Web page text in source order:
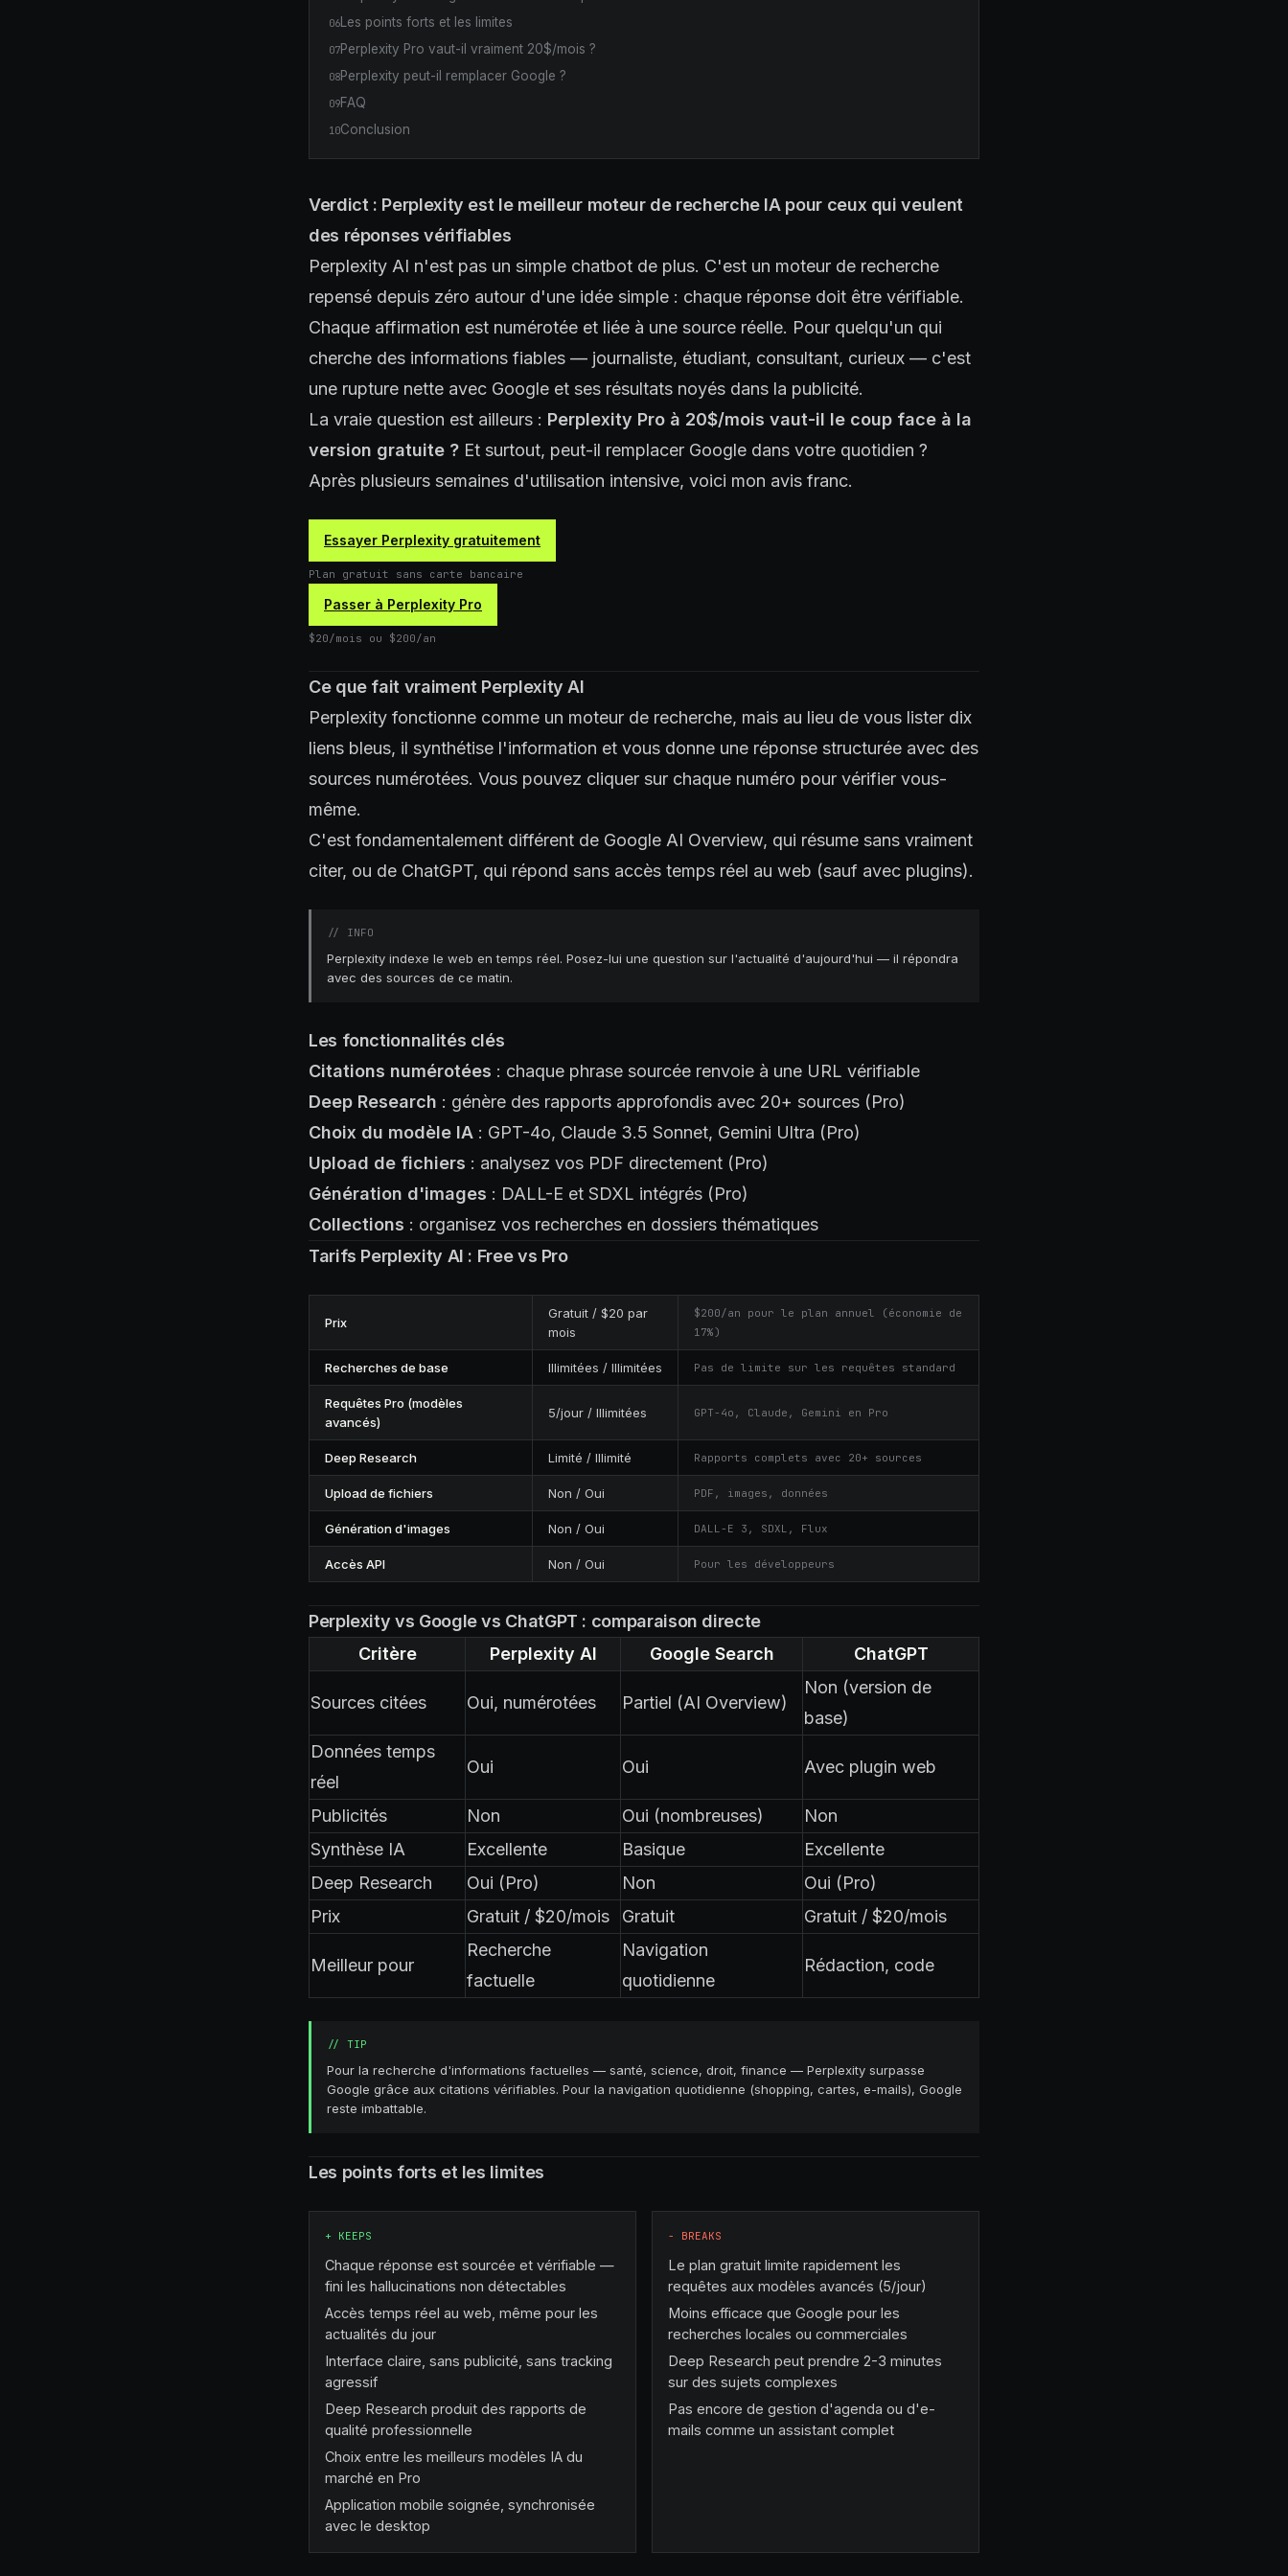
06 Les points forts et les limites
07Perplexity Pro vaut-il vraiment 20$/mois ?
08Perplexity peut-il remplacer Google ?
09FAQ
10Conclusion
Verdict : Perplexity est le meilleur moteur de recherche IA pour ceux qui veulent
des réponses vérifiables
Perplexity AI n'est pas un simple chatbot de plus. C'est un moteur de recherche
repensé depuis zéro autour d'une idée simple : chaque réponse doit être vérifiable.
Chaque affirmation est numérotée et liée à une source réelle. Pour quelqu'un qui
cherche des informations fiables — journaliste, étudiant, consultant, curieux — c'est
une rupture nette avec Google et ses résultats noyés dans la publicité.
La vraie question est ailleurs : Perplexity Pro à 20$/mois vaut-il le coup face à la
version gratuite ? Et surtout, peut-il remplacer Google dans votre quotidien ?
Après plusieurs semaines d'utilisation intensive, voici mon avis franc.
Essayer Perplexity gratuitement
Plan gratuit sans carte bancaire
Passer à Perplexity Pro
$20/mois ou $200/an
Ce que fait vraiment Perplexity AI
Perplexity fonctionne comme un moteur de recherche, mais au lieu de vous lister dix
liens bleus, il synthétise l'information et vous donne une réponse structurée avec des
sources numérotées. Vous pouvez cliquer sur chaque numéro pour vérifier vous-
même.
C'est fondamentalement différent de Google AI Overview, qui résume sans vraiment
citer, ou de ChatGPT, qui répond sans accès temps réel au web (sauf avec plugins).
// INFO
Perplexity indexe le web en temps réel. Posez-lui une question sur l'actualité d'aujourd'hui — il répondra
avec des sources de ce matin.
Les fonctionnalités clés
Citations numérotées : chaque phrase sourcée renvoie à une URL vérifiable
Deep Research : génère des rapports approfondis avec 20+ sources (Pro)
Choix du modèle IA : GPT-4o, Claude 3.5 Sonnet, Gemini Ultra (Pro)
Upload de fichiers : analysez vos PDF directement (Pro)
Génération d'images : DALL-E et SDXL intégrés (Pro)
Collections : organisez vos recherches en dossiers thématiques
Tarifs Perplexity AI : Free vs Pro
Prix
Gratuit / $20 par
mois
$200/an pour le plan annuel (économie de
17%)
Recherches de base Illimitées / Illimitées Pas de limite sur les requêtes standard
Requêtes Pro (modèles
avancés)
5/jour / Illimitées GPT-4o, Claude, Gemini en Pro
Deep Research Limité / Illimité Rapports complets avec 20+ sources
Upload de fichiers Non / Oui PDF, images, données
Génération d'images Non / Oui DALL-E 3, SDXL, Flux
Accès API Non / Oui Pour les développeurs
Perplexity vs Google vs ChatGPT : comparaison directe
Critère
Perplexity AI Google Search ChatGPT
Sources citées Oui, numérotées Partiel (AI Overview)
Non (version de
base)
Données temps
réel
Oui Oui Avec plugin web
Publicités Non Oui (nombreuses)
Non
Synthèse IA
Excellente Basique
Excellente
Deep Research
Oui (Pro) Non
Oui (Pro)
Prix
Gratuit / $20/mois Gratuit Gratuit / $20/mois
Meilleur pour
Recherche
factuelle
Navigation
quotidienne
Rédaction, code
// TIP
Pour la recherche d'informations factuelles — santé, science, droit, finance — Perplexity surpasse
Google grâce aux citations vérifiables. Pour la navigation quotidienne (shopping, cartes, e-mails), Google
reste imbattable.
Les points forts et les limites
+ KEEPS
Chaque réponse est sourcée et vérifiable —
fini les hallucinations non détectables
Accès temps réel au web, même pour les
actualités du jour
Interface claire, sans publicité, sans tracking
agressif
Deep Research produit des rapports de
qualité professionnelle
Choix entre les meilleurs modèles IA du
marché en Pro
Application mobile soignée, synchronisée
avec le desktop
− BREAKS
Le plan gratuit limite rapidement les
requêtes aux modèles avancés (5/jour)
Moins efficace que Google pour les
recherches locales ou commerciales
Deep Research peut prendre 2-3 minutes
sur des sujets complexes
Pas encore de gestion d'agenda ou d'e-
mails comme un assistant complet